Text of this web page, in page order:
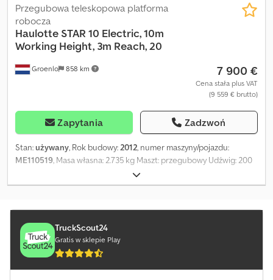
Groenlo 858 km
Przegubowa teleskopowa platforma
robocza
Haulotte STAR 10 Electric, 10m
Working Height, 3m Reach, 20
7 900 €
Cena stała plus VAT
(9 559 € brutto)
Zapytania Zadzwoń
Stan:używany, Rok budowy:2012, numer maszyny/pojazdu:
ME110519, Masa własna: 2.735 kg Maszt: przegubowy Udźwig: 200
kg Wysokość robocza: 1.000 cm Wymiary przestrzeni ładunkowej:
270 x 99 x 199 cm Crsdpfx Aceyw E U Ie Eof Stan ogumienia przód:
Skontaktuj się z firmą PFEIFER GROUP w celu uzyskania dalszych
informacji.TruckScout24
Gratis w sklepie Play